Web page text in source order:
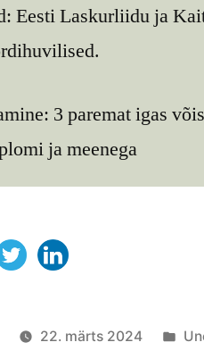
Eesti Laskurliidu ja
3 paremat igas
ja meenega
22. märts 2024